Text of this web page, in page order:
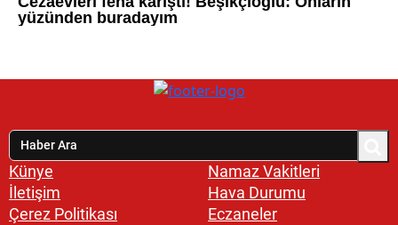
Künye
İletişim
Çerez Politikası
Namaz Vakitleri
Hava Durumu
Eczaneler